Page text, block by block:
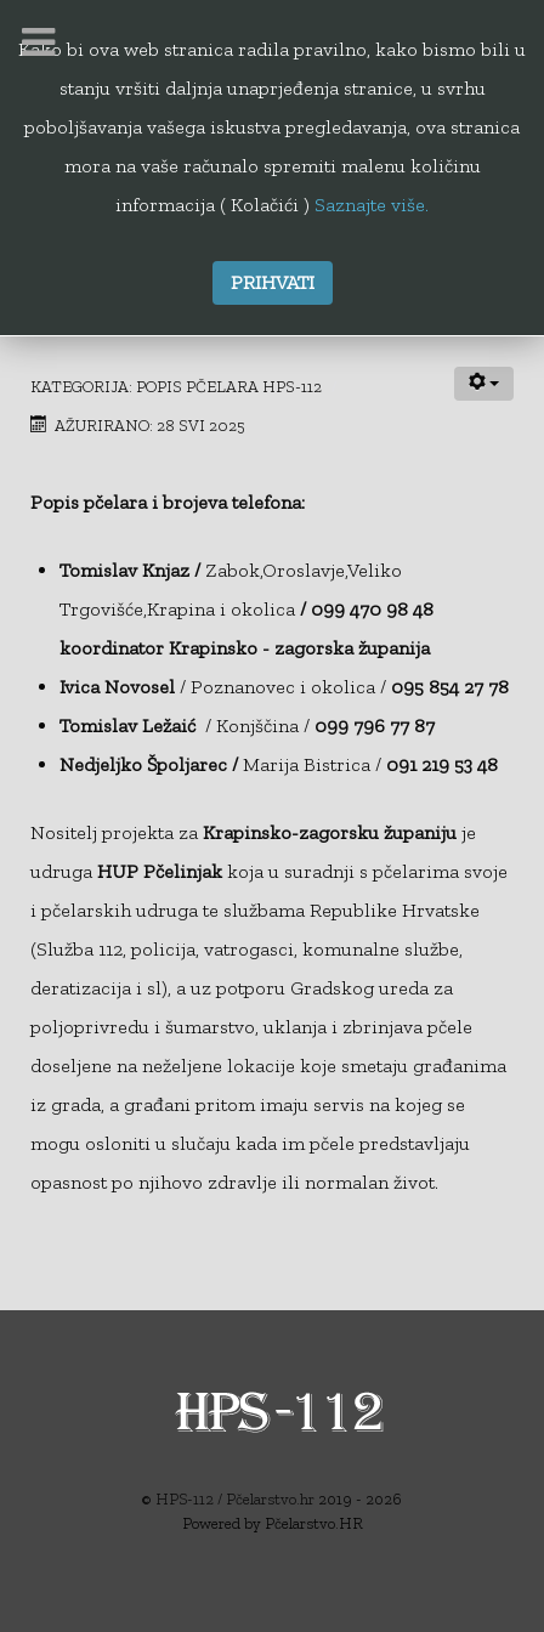
Krapinsko-zagorska županija
KATEGORIJA: POPIS PČELARA HPS-112
AŽURIRANO: 28 SVI 2025
Popis pčelara i brojeva telefona:
Tomislav Knjaz / Zabok,Oroslavje,Veliko
Trgovišće,Krapina i okolica / 099 470 98 48
koordinator Krapinsko - zagorska županija
Ivica Novosel / Poznanovec i okolica / 095 854 27 78
Tomislav Ležaić / Konjščina / 099 796 77 87
Nedjeljko Špoljarec /Marija Bistrica / 091 219 53 48
Nositelj projekta za Krapinsko-zagorsku županiju je
udruga HUP Pčelinjakkoja u suradnji s pčelarima svoje
i pčelarskih udruga te službama Republike Hrvatske
(Služba 112, policija, vatrogasci, komunalne službe,
deratizacija i sl), a uz potporu Gradskog ureda za
poljoprivredu i šumarstvo, uklanja i zbrinjava pčele
doseljene na neželjene lokacije koje smetaju građanima
iz grada, a građani pritom imaju servis na kojeg se
mogu osloniti u slučaju kada im pčele predstavljaju
opasnost po njihovo zdravlje ili normalan život.
© HPS-112 / Pčelarstvo.hr 2019 - 2026
Powered by Pčelarstvo.HR
Kako bi ova web stranica radila pravilno, kako bismo bili u
stanju vršiti daljnja unaprjeđenja stranice, u svrhu
poboljšavanja vašega iskustva pregledavanja, ova stranica
mora na vaše računalo spremiti malenu količinu
informacija ( Kolačići ) Saznajte više.
PRIHVATI